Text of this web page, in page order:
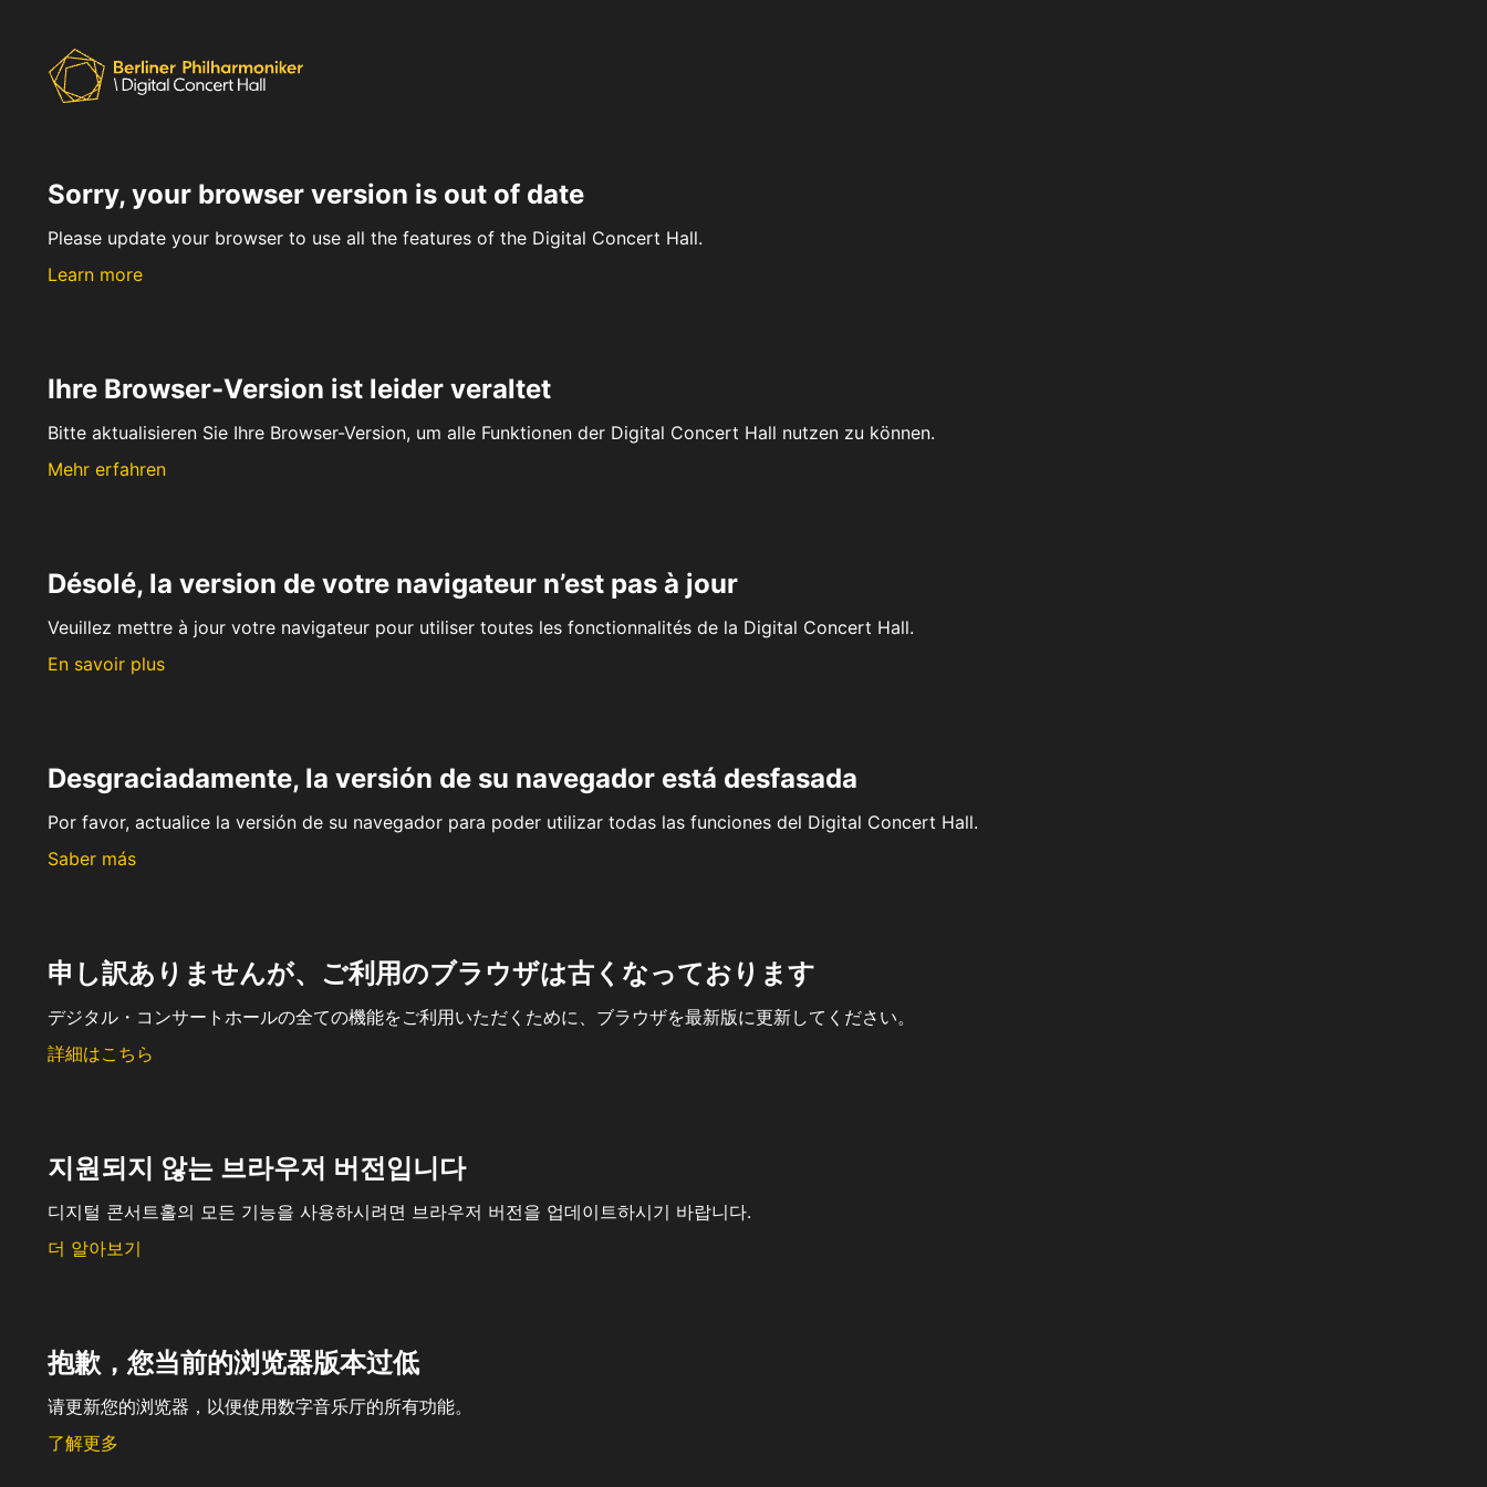
Sorry, your browser version is out of date
Please update your browser to use all the features of the Digital Concert Hall.
Learn more
Ihre Browser-Version ist leider veraltet
Bitte aktualisieren Sie Ihre Browser-Version, um alle Funktionen der Digital Concert Hall nutzen zu können.
Mehr erfahren
Désolé, la version de votre navigateur n’est pas à jour
Veuillez mettre à jour votre navigateur pour utiliser toutes les fonctionnalités de la Digital Concert Hall.
En savoir plus
Desgraciadamente, la versión de su navegador está desfasada
Por favor, actualice la versión de su navegador para poder utilizar todas las funciones del Digital Concert Hall.
Saber más
申し訳ありませんが、ご利用のブラウザは古くなっております
デジタル・コンサートホールの全ての機能をご利用いただくために、ブラウザを最新版に更新してください。
詳細はこちら
지원되지 않는 브라우저 버전입니다
디지털 콘서트홀의 모든 기능을 사용하시려면 브라우저 버전을 업데이트하시기 바랍니다.
더 알아보기
抱歉，您当前的浏览器版本过低
请更新您的浏览器，以便使用数字音乐厅的所有功能。
了解更多